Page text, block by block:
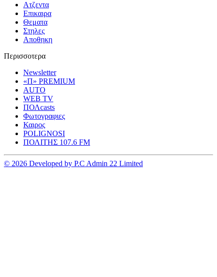
Ατζεντα
Επικαιρα
Θεματα
Στηλες
Αποθηκη
Περισσοτερα
Newsletter
«Π» PREMIUM
AUTO
WEB TV
ΠΟΛcasts
Φωτογραφιες
Καιρος
POLIGNOSI
ΠΟΛΙΤΗΣ 107.6 FM
© 2026 Developed by P.C Admin 22 Limited